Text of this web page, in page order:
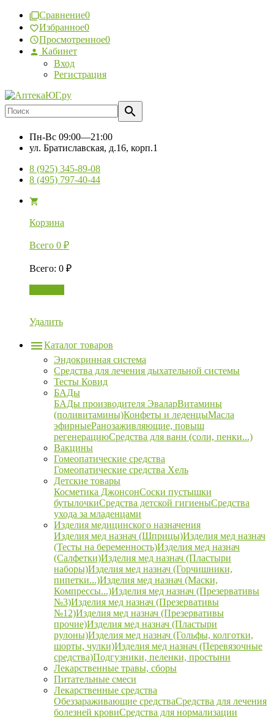
Сравнение0
Избранное0
Просмотренное0
Кабинет
Вход
Регистрация
Пн-Вс 09:00—21:00
ул. Братиславская, д.16, корп.1
8 (925) 345-89-08
8 (495) 797-40-44
Корзина
Всего 0 ₽
Всего: 0 ₽
Удалить
Каталог товаров
Эндокринная система
Средства для лечения дыхательной системы
Тесты Ковид
БАДы
БАДы производителя ЭваларВитамины
(поливитамины)Конфеты и леденцыМасла
эфирныеРанозаживляющие, повыш
регенерациюСредства для ванн (соли, пенки...)
Вакцины
Гомеопатические средства
Гомеопатические средства Хель
Детские товары
Косметика ДжонсонСоски пустышки
бутылочкиСредства детской гигиеныСредства
ухода за младенцами
Изделия медицинского назначения
Изделия мед назнач (Шприцы)Изделия мед назнач
(Тесты на беременность)Изделия мед назнач
(Салфетки)Изделия мед назнач (Пластыри
наборы)Изделия мед назнач (Горчишники,
пипетки...)Изделия мед назнач (Маски,
Компрессы...)Изделия мед назнач (Презервативы
№3)Изделия мед назнач (Презервативы
№12)Изделия мед назнач (Презервативы
прочие)Изделия мед назнач (Пластыри
рулоны)Изделия мед назнач (Гольфы, колготки,
шорты, чулки)Изделия мед назнач (Перевязочные
средства)Подгузники, пеленки, простыни
Лекарственные травы, сборы
Питательные смеси
Лекарственные средства
Обеззараживающие средстваСредства для лечения
болезней кровиСредства для нормализации